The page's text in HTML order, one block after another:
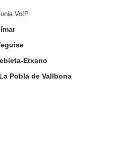
VoIP
Etxano
Pobla de Vallbona